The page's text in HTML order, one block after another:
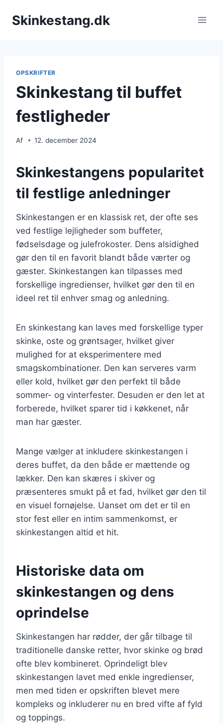
Skinkestang.dk
OPSKRIFTER
Skinkestang til buffet
festligheder
Af 12. december 2024
Skinkestangens popularitet
til festlige anledninger
Skinkestangen er en klassisk ret, der ofte ses
ved festlige lejligheder som buffeter,
fødselsdage og julefrokoster. Dens alsidighed
gør den til en favorit blandt både værter og
gæster. Skinkestangen kan tilpasses med
forskellige ingredienser, hvilket gør den til en
ideel ret til enhver smag og anledning.
En skinkestang kan laves med forskellige typer
skinke, oste og grøntsager, hvilket giver
mulighed for at eksperimentere med
smagskombinationer. Den kan serveres varm
eller kold, hvilket gør den perfekt til både
sommer- og vinterfester. Desuden er den let at
forberede, hvilket sparer tid i køkkenet, når
man har gæster.
Mange vælger at inkludere skinkestangen i
deres buffet, da den både er mættende og
lækker. Den kan skæres i skiver og
præsenteres smukt på et fad, hvilket gør den til
en visuel fornøjelse. Uanset om det er til en
stor fest eller en intim sammenkomst, er
skinkestangen altid et hit.
Historiske data om
skinkestangen og dens
oprindelse
Skinkestangen har rødder, der går tilbage til
traditionelle danske retter, hvor skinke og brød
ofte blev kombineret. Oprindeligt blev
skinkestangen lavet med enkle ingredienser,
men med tiden er opskriften blevet mere
kompleks og inkluderer nu en bred vifte af fyld
og toppings.